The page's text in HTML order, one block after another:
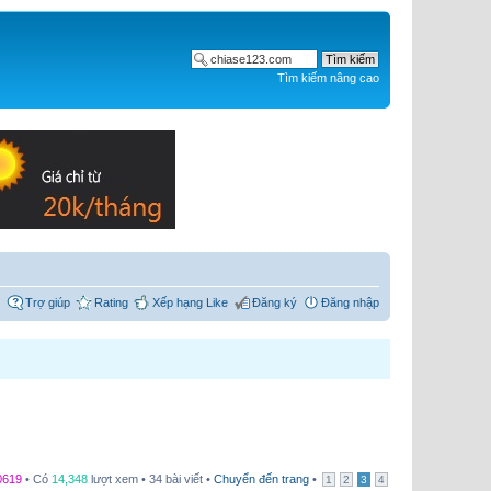
Tìm kiếm nâng cao
Trợ giúp Rating Xếp hạng Like Đăng ký Đăng nhập
• Có 14,348 lượt xem • 34 bài viết • Chuyển đến trang • 1 2 3 4